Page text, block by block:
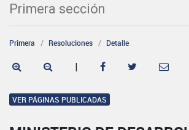
Primera sección
Primera Resoluciones Detalle
|
VER PÁGINAS PUBLICADAS